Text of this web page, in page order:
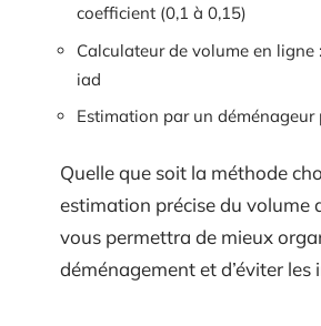
coefficient (0,1 à 0,15)
Calculateur de volume en ligne
iad
Estimation par un déménageur
Quelle que soit la méthode
estimation précise du volume
vous permettra de mieux
déménagement et d’éviter les